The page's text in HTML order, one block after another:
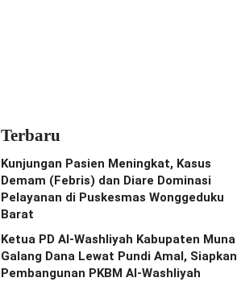
Terbaru
Kunjungan Pasien Meningkat, Kasus
Demam (Febris) dan Diare Dominasi
Pelayanan di Puskesmas Wonggeduku
Barat
Ketua PD Al-Washliyah Kabupaten Muna
Galang Dana Lewat Pundi Amal, Siapkan
Pembangunan PKBM Al-Washliyah